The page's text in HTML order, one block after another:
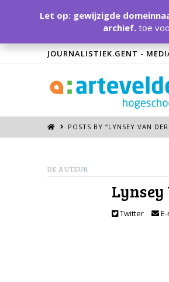
JOURNALISTIEK.GENT -
POSTS BY “LYNSEY VAN
DE AUTEUR
Twitter E-
Let op: gewijzigde
archief.toe